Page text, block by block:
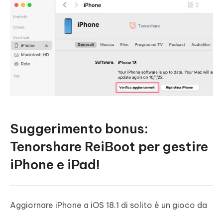
Suggerimento bonus:
Tenorshare ReiBoot per gestire
iPhone e iPad!
Aggiornare iPhone a iOS 18.1 di solito è un gioco da